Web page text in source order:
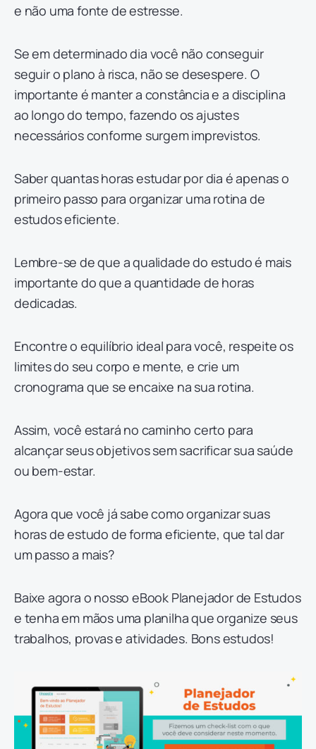
e não uma fonte de estresse.
Se em determinado dia você não conseguir
seguir o plano à risca, não se desespere. O
importante é manter a constância e a disciplina
ao longo do tempo, fazendo os ajustes
necessários conforme surgem imprevistos.
Saber quantas horas estudar por dia é apenas o
primeiro passo para organizar uma rotina de
estudos eficiente.
Lembre-se de que a qualidade do estudo é mais
importante do que a quantidade de horas
dedicadas.
Encontre o equilíbrio ideal para você, respeite os
limites do seu corpo e mente, e crie um
cronograma que se encaixe na sua rotina.
Assim, você estará no caminho certo para
alcançar seus objetivos sem sacrificar sua saúde
ou bem-estar.
Agora que você já sabe como organizar suas
horas de estudo de forma eficiente, que tal dar
um passo a mais?
Baixe agora o nosso eBook Planejador de Estudos
e tenha em mãos uma planilha que organize seus
trabalhos, provas e atividades. Bons estudos!